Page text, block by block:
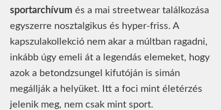
sportarchívum és a mai streetwear találkozása
egyszerre nosztalgikus és hyper-friss. A
kapszulakollekció nem akar a múltban ragadni,
inkább úgy emeli át a legendás elemeket, hogy
azok a betondzsungel kifutóján is simán
megállják a helyüket. Itt a foci mint életérzés
jelenik meg, nem csak mint sport.